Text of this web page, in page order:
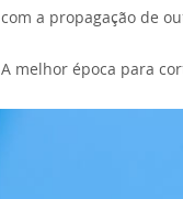
com a propagação de
A melhor época para